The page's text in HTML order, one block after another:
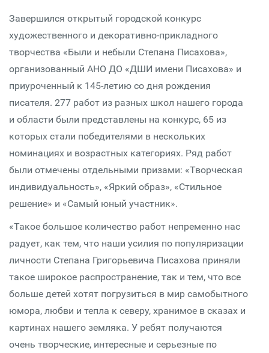
Завершился открытый городской конкурс
художественного и декоративно-прикладного
творчества «Были и небыли Степана Писахова»,
организованный АНО ДО «ДШИ имени Писахова» и
приуроченный к 145-летию со дня рождения
писателя. 277 работ из разных школ нашего города
и области были представлены на конкурс, 65 из
которых стали победителями в нескольких
номинациях и возрастных категориях. Ряд работ
были отмечены отдельными призами: «Творческая
индивидуальность», «Яркий образ», «Стильное
решение» и «Самый юный участник».
«Такое большое количество работ непременно нас
радует, как тем, что наши усилия по популяризации
личности Степана Григорьевича Писахова приняли
такое широкое распространение, так и тем, что все
больше детей хотят погрузиться в мир самобытного
юмора, любви и тепла к северу, хранимое в сказах и
картинах нашего земляка. У ребят получаются
очень творческие, интересные и серьезные по